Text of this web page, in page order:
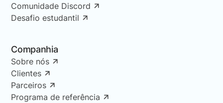
Comunidade Discord
Desafio estudantil
Companhia
Sobre nós
Clientes
Parceiros
Programa de referência